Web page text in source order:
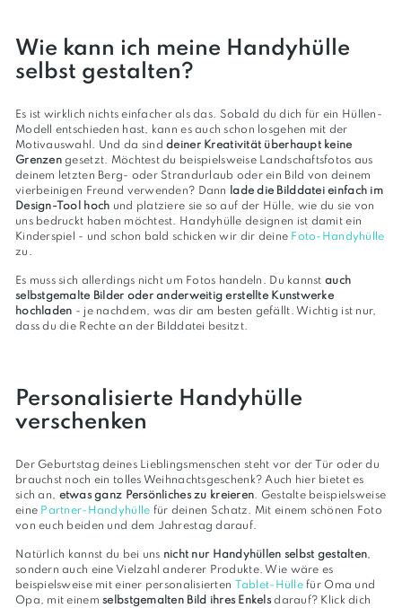
Wie kann ich meine Handyhülle
selbst gestalten?
Es ist wirklich nichts einfacher als das. Sobald du dich für ein Hüllen-
Modell entschieden hast, kann es auch schon losgehen mit der
Motivauswahl. Und da sinddeiner Kreativität überhaupt keine
Grenzengesetzt. Möchtest du beispielsweise Landschaftsfotos aus
deinem letzten Berg- oder Strandurlaub oder ein Bild von deinem
vierbeinigen Freund verwenden? Dann
lade die Bilddatei einfach im
Design-Tool hoch und platziere sie so auf der Hülle, wie du sie von
uns bedruckt haben möchtest. Handyhülle designen ist damit ein
Kinderspiel - und schon bald schicken wir dir deine Foto-Handyhülle
zu.
Es muss sich allerdings nicht um Fotos handeln. Du kannstauch
selbstgemalte Bilder oder anderweitig erstellte Kunstwerke
hochladen - je nachdem, was dir am besten gefällt. Wichtig ist nur,
dass du die Rechte an der Bilddatei besitzt.
Personalisierte Handyhülle
verschenken
Der Geburtstag deines Lieblingsmenschen steht vor der Tür oder du
brauchst noch ein tolles Weihnachtsgeschenk? Auch hier bietet es
sich an, etwas ganz Persönliches zu kreieren. Gestalte beispielsweise
eine Partner-Handyhülle für deinen Schatz. Mit einem schönen Foto
von euch beiden und dem Jahrestag darauf.
Natürlich kannst du bei uns nicht nur Handyhüllen selbst gestalten,
sondern auch eine Vielzahl anderer Produkte. Wie wäre es
beispielsweise mit einer personalisierten
Tablet-Hüllefür Oma und
Opa, mit einemselbstgemalten Bild ihres Enkelsdarauf? Klick dich